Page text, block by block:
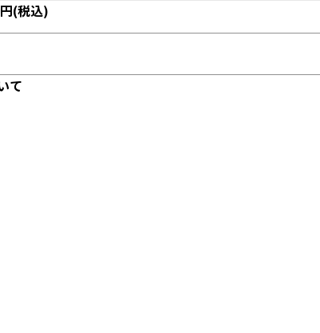
(税込)
て